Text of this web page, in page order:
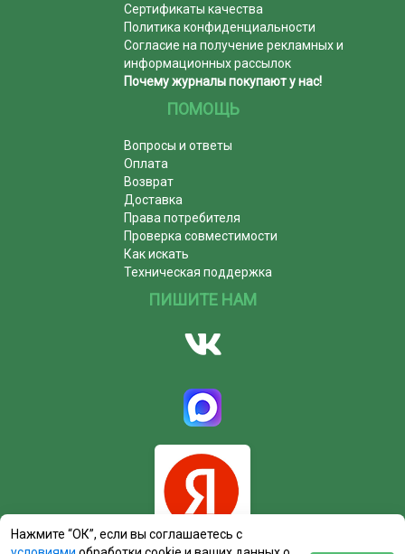
Сертификаты качества
Политика конфиденциальности
Согласие на получение рекламных и
информационных рассылок
Почему журналы покупают у нас!
ПОМОЩЬ
Вопросы и ответы
Оплата
Возврат
Доставка
Права потребителя
Проверка совместимости
Как искать
Техническая поддержка
ПИШИТЕ НАМ
Нажмите “ОК”, если вы соглашаетесь с